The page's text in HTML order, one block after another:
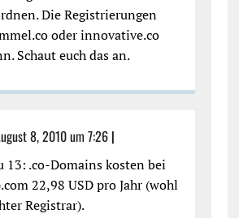
Die Registrierungen
oder innovative.co
Schaut euch das an.
8, 2010 um 7:26|
13: .co-Domains kosten bei
22,98 USD pro Jahr (wohl
Registrar).